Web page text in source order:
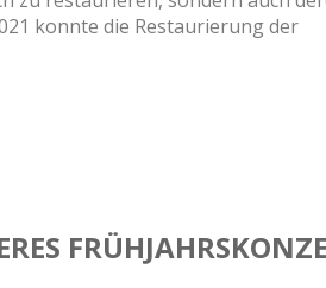
konnte die Restaurierung der